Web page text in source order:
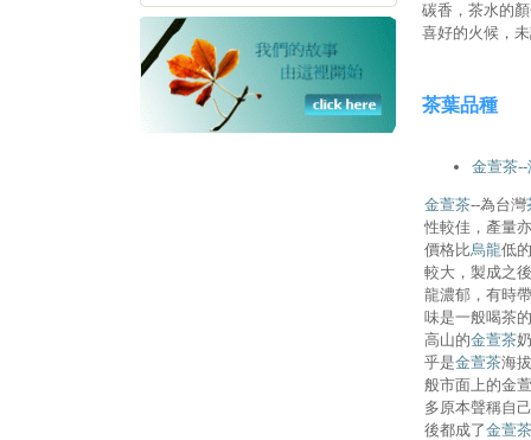
碳香，茶水的
喜好的火候，
茶葉品種
金萱茶--
金萱茶--為台灣
性較佳，產量
價格比烏龍低
較大，製成之
龍濃郁，有時
味是一般喝茶
高山的金萱茶
乎是金萱茶海
般市面上的金
多原本聲稱自
後都成了金萱茶